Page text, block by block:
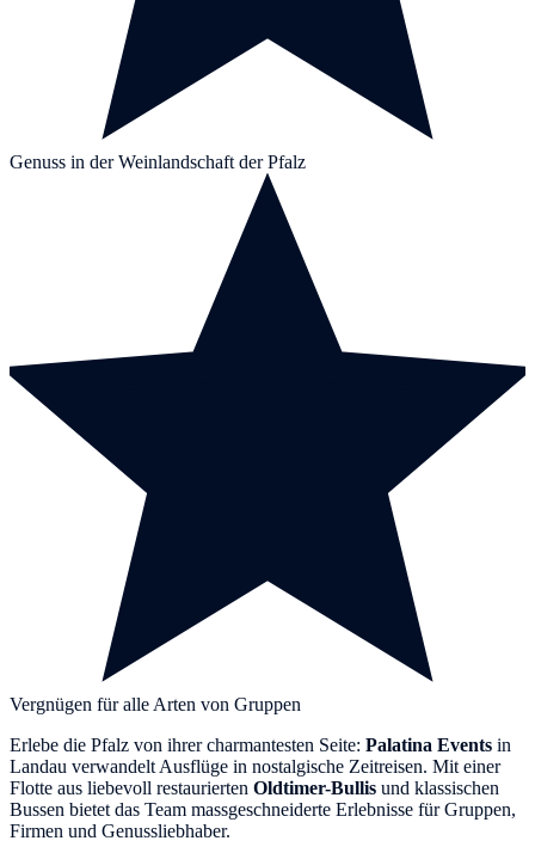
Genuss in der Weinlandschaft der Pfalz
Vergnügen für alle Arten von Gruppen
Erlebe die Pfalz von ihrer charmantesten Seite: Palatina Events in
Landau verwandelt Ausflüge in nostalgische Zeitreisen. Mit einer
Flotte aus liebevoll restaurierten Oldtimer-Bullis und klassischen
Bussen bietet das Team massgeschneiderte Erlebnisse für Gruppen,
Firmen und Genussliebhaber.